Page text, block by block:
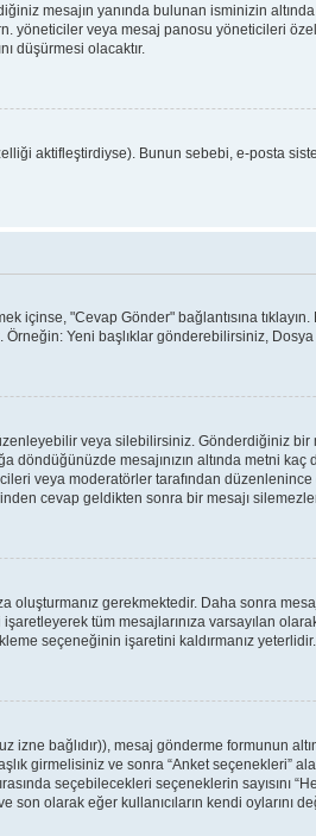
mesajın yanında bulunan isminizin
yöneticiler veya mesaj panosu yöneticileri
düşürmesi olacaktır.
aktifleştirdiyse). Bunun sebebi, e-posta
içinse, "Cevap Gönder" bağlantısına
Yeni başlıklar gönderebilirsiniz,
veya silebilirsiniz. Gönderdiğiniz
mesajınızın altında metni
veya moderatörler tarafından
cevap geldikten sonra bir mesajı
gerekmektedir. Daha sonra
tüm mesajlarınıza varsayılan
seçeneğinin işaretini kaldırmanız yeterlidir.
izne bağlıdır)), mesaj gönderme formunun
girmelisiniz ve sonra “Anket seçenekleri”
seçebilecekleri seçeneklerin sayısını
son olarak eğer kullanıcıların kendi